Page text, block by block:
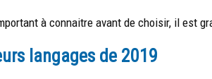
à connaitre avant de choisir, il est
langages de 2019